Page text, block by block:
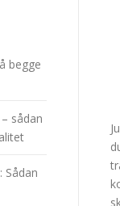
begge
sådan
Sådan